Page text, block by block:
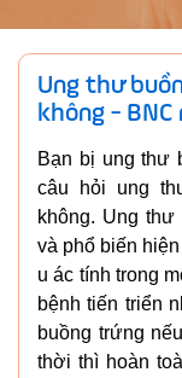
Ung thư
không -
Bạn bị ung thư
câu hỏi ung
không. Ung
và phổ biến
u ác tính trong
bệnh tiến triển
buồng trứng
thời thì hoàn